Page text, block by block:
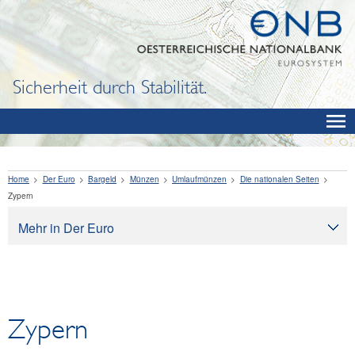
Sicherheit durch Stabilität.
Mehr in Der Euro
Münzen
Home Der Euro Bargeld Münzen Umlaufmünzen
Die nationalen Seiten
Zypern
Zypern